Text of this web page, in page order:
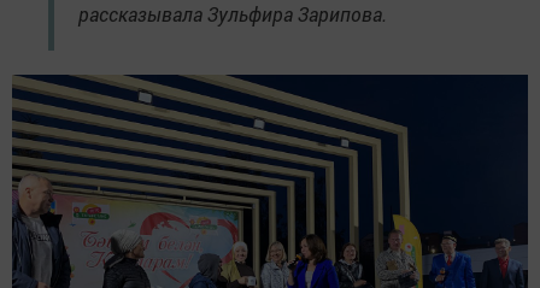
рассказывала Зульфира Зарипова.